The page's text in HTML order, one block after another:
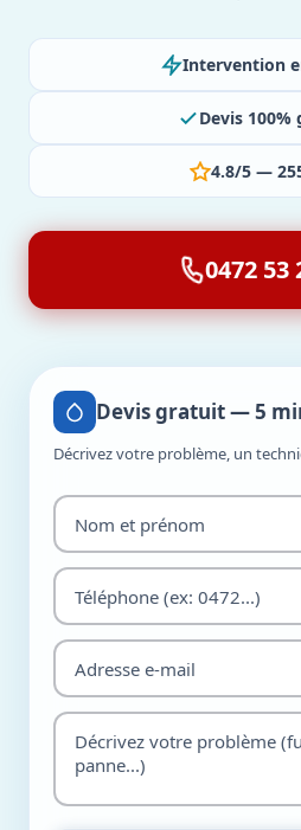
Intervention
Devis
4.8/5 —
0472 53
Devis gratuit — 5
Décrivez votre problème, un